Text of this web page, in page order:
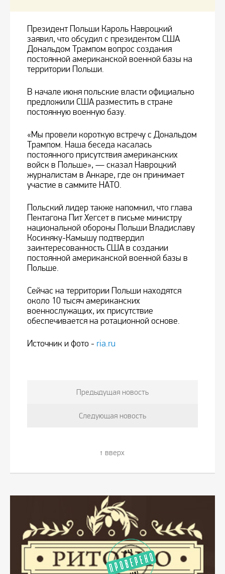
Президент Польши Кароль Навроцкий
заявил, что обсудил с президентом США
Дональдом Трампом вопрос создания
постоянной американской военной базы на
территории Польши.
В начале июня польские власти официально
предложили США разместить в стране
постоянную военную базу.
«Мы провели короткую встречу с Дональдом
Трампом. Наша беседа касалась
постоянного присутствия американских
войск в Польше», — сказал Навроцкий
журналистам в Анкаре, где он принимает
участие в саммите НАТО.
Польский лидер также напомнил, что глава
Пентагона Пит Хегсет в письме министру
национальной обороны Польши Владиславу
Косиняку-Камышу подтвердил
заинтересованность США в создании
постоянной американской военной базы в
Польше.
Сейчас на территории Польши находятся
около 10 тысяч американских
военнослужащих, их присутствие
обеспечивается на ротационной основе.
Источник и фото - ria.ru
Предыдущая новость
Следующая новость
вверх